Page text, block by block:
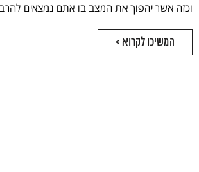
וכזה אשר יהפוך את המצב בו אתם נמצאים
המשיכו לקרוא >